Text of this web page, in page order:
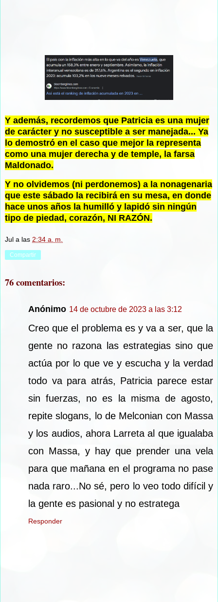
Y además, recordemos que Patricia es una mujer
de carácter y no susceptible a ser manejada... Ya
lo demostró en el caso que mejor la representa
como una mujer derecha y de temple, la farsa
Maldonado.
Y no olvidemos (ni perdonemos) a la nonagenaria
que este sábado la recibirá en su mesa, en donde
hace unos años la humilló y lapidó sin ningún
tipo de piedad, corazón, NI RAZÓN.
Jul a las 2:34 a. m.
Compartir
76 comentarios:
Anónimo 14 de octubre de 2023 a las 3:12
Creo que el problema es y va a ser, que la
gente no razona las estrategias sino que
actúa por lo que ve y escucha y la verdad
todo va para atrás, Patricia parece estar
sin fuerzas, no es la misma de agosto,
repite slogans, lo de Melconian con Massa
y los audios, ahora Larreta al que igualaba
con Massa, y hay que prender una vela
para que mañana en el programa no pase
nada raro...No sé, pero lo veo todo difícil y
la gente es pasional y no estratega
Responder